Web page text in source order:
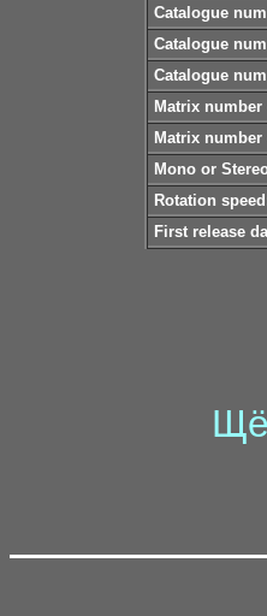
Catalogue
Catalogue
Catalogue
Matrix number
Matrix number
Mono or
Rotation
First release